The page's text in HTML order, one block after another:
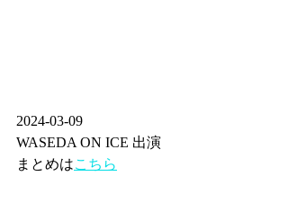
2024-03-09
WASEDA ON ICE 出演
まとめはこちら